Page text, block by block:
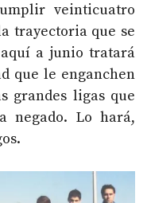
veinticuatro
trayectoria que se
a junio tratará
que le enganchen
grandes ligas que
negado. Lo hará,